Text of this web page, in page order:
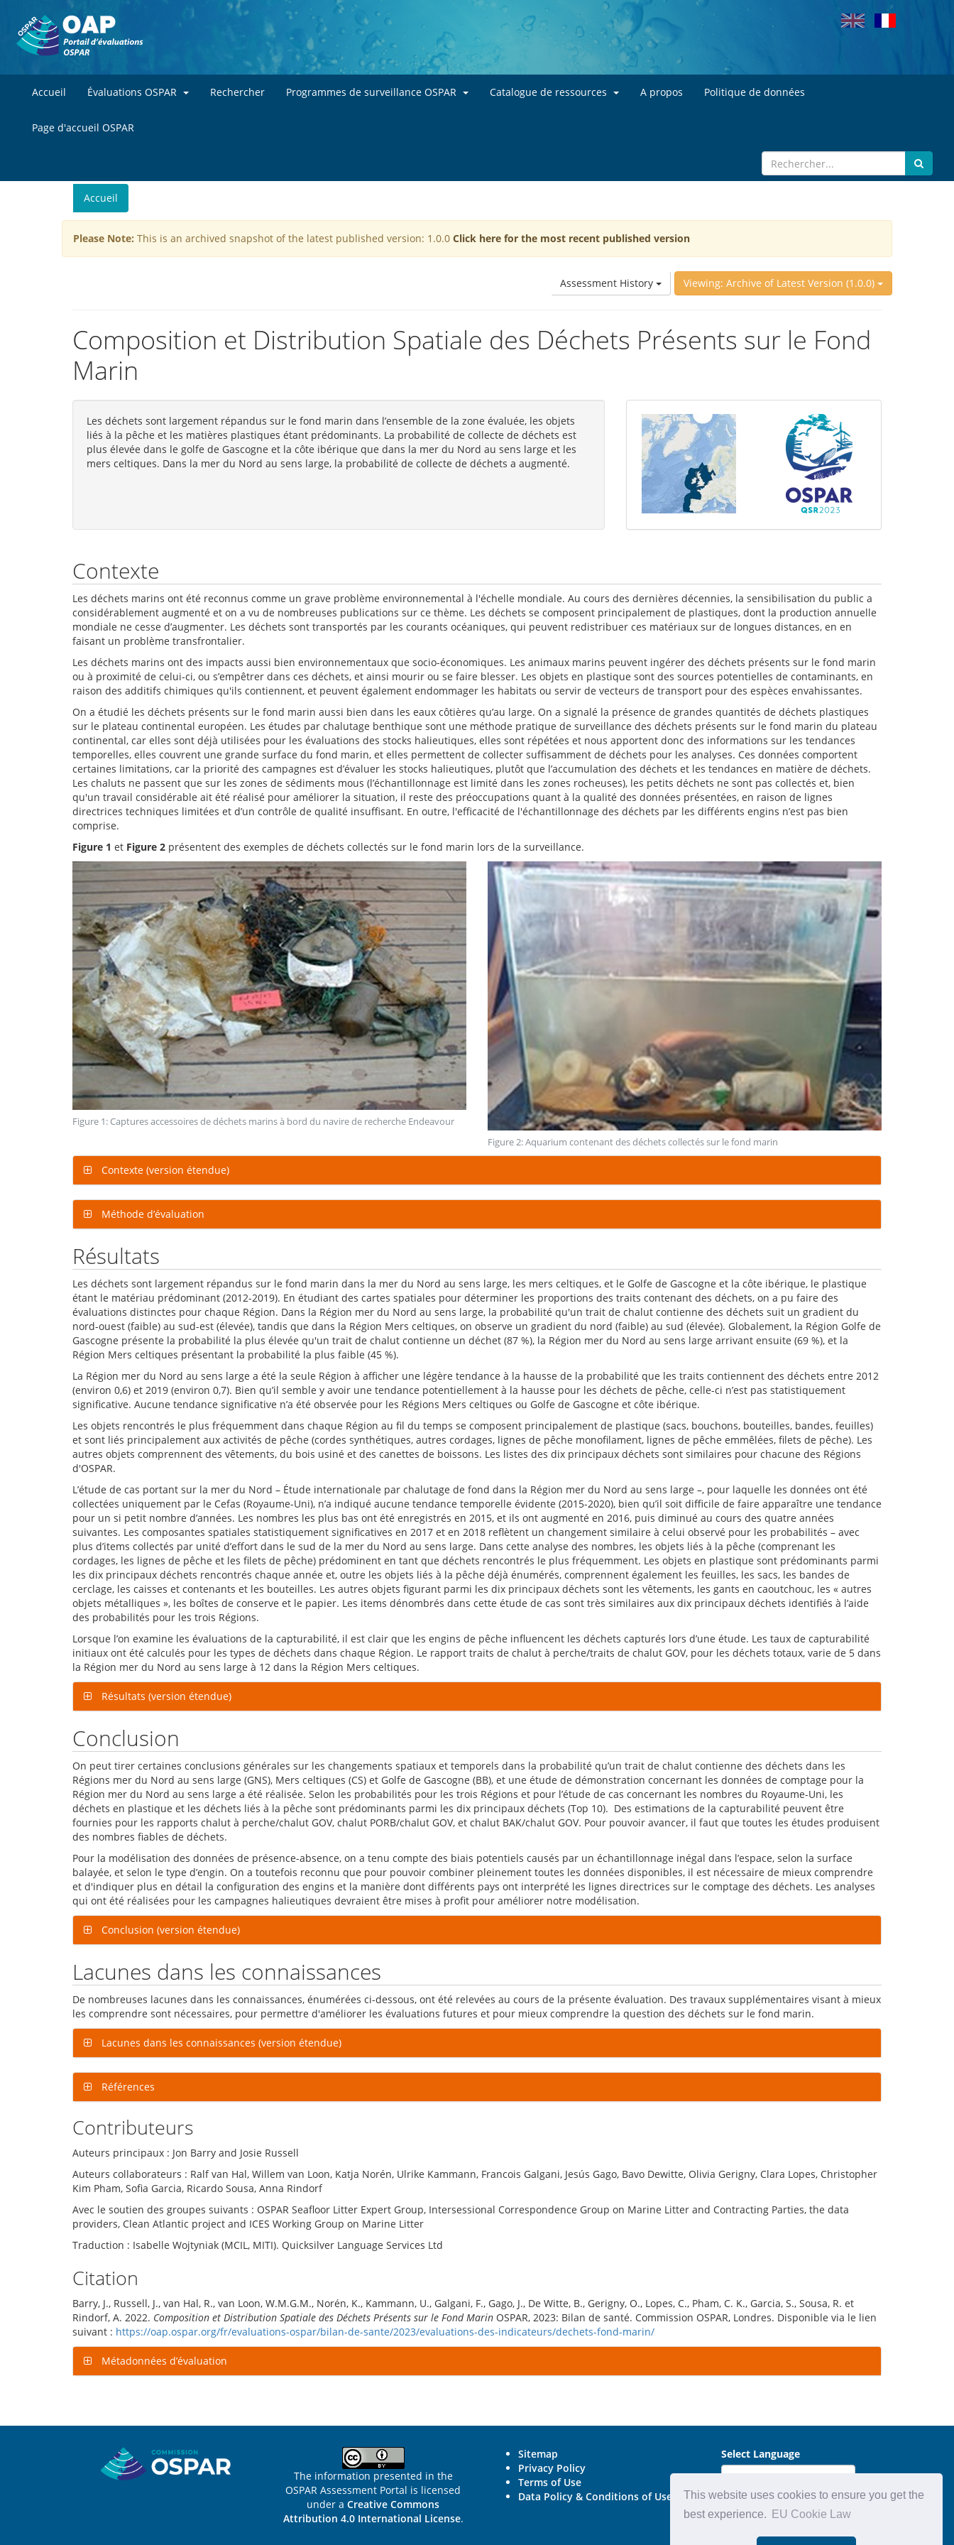
This website uses cookies to ensure you get the
best experience.
EU Cookie Law
Skip to main content
Accueil Évaluations OSPAR Rechercher Programmes de surveillance OSPAR Catalogue de ressources A propos Politique de données
Page d'accueil OSPAR
You
are
here
Accueil
Please Note: This is an archived snapshot of the latest published version: 1.0.0 Click here for the most recent published version
Viewing: Archive of Latest Version (1.0.0)
Assessment History
Composition et Distribution Spatiale des Déchets Présents sur le Fond
Marin
Les déchets sont largement répandus sur le fond marin dans l’ensemble de la zone évaluée, les objets
liés à la pêche et les matières plastiques étant prédominants. La probabilité de collecte de déchets est
plus élevée dans le golfe de Gascogne et la côte ibérique que dans la mer du Nord au sens large et les
mers celtiques. Dans la mer du Nord au sens large, la probabilité de collecte de déchets a augmenté.
Contexte
Les déchets marins ont été reconnus comme un grave problème environnemental à l'échelle mondiale. Au cours des dernières décennies, la sensibilisation du public a
considérablement augmenté et on a vu de nombreuses publications sur ce thème. Les déchets se composent principalement de plastiques, dont la production annuelle
mondiale ne cesse d’augmenter. Les déchets sont transportés par les courants océaniques, qui peuvent redistribuer ces matériaux sur de longues distances, en en
faisant un problème transfrontalier.
Les déchets marins ont des impacts aussi bien environnementaux que socio-économiques. Les animaux marins peuvent ingérer des déchets présents sur le fond marin
ou à proximité de celui-ci, ou s’empêtrer dans ces déchets, et ainsi mourir ou se faire blesser. Les objets en plastique sont des sources potentielles de contaminants, en
raison des additifs chimiques qu'ils contiennent, et peuvent également endommager les habitats ou servir de vecteurs de transport pour des espèces envahissantes.
On a étudié les déchets présents sur le fond marin aussi bien dans les eaux côtières qu’au large. On a signalé la présence de grandes quantités de déchets plastiques
sur le plateau continental européen. Les études par chalutage benthique sont une méthode pratique de surveillance des déchets présents sur le fond marin du plateau
continental, car elles sont déjà utilisées pour les évaluations des stocks halieutiques, elles sont répétées et nous apportent donc des informations sur les tendances
temporelles, elles couvrent une grande surface du fond marin, et elles permettent de collecter suffisamment de déchets pour les analyses. Ces données comportent
certaines limitations, car la priorité des campagnes est d’évaluer les stocks halieutiques, plutôt que l’accumulation des déchets et les tendances en matière de déchets.
Les chaluts ne passent que sur les zones de sédiments mous (l’échantillonnage est limité dans les zones rocheuses), les petits déchets ne sont pas collectés et, bien
qu'un travail considérable ait été réalisé pour améliorer la situation, il reste des préoccupations quant à la qualité des données présentées, en raison de lignes
directrices techniques limitées et d’un contrôle de qualité insuffisant. En outre, l'efficacité de l'échantillonnage des déchets par les différents engins n’est pas bien
comprise.
Figure 1 et Figure 2 présentent des exemples de déchets collectés sur le fond marin lors de la surveillance.
Figure 1: Captures accessoires de déchets marins à bord du navire de recherche Endeavour
Figure 2: Aquarium contenant des déchets collectés sur le fond marin
Contexte (version étendue)
Méthode d’évaluation
Résultats
Les déchets sont largement répandus sur le fond marin dans la mer du Nord au sens large, les mers celtiques, et le Golfe de Gascogne et la côte ibérique, le plastique
étant le matériau prédominant (2012-2019). En étudiant des cartes spatiales pour déterminer les proportions des traits contenant des déchets, on a pu faire des
évaluations distinctes pour chaque Région. Dans la Région mer du Nord au sens large, la probabilité qu'un trait de chalut contienne des déchets suit un gradient du
nord-ouest (faible) au sud-est (élevée), tandis que dans la Région Mers celtiques, on observe un gradient du nord (faible) au sud (élevée). Globalement, la Région Golfe de
Gascogne présente la probabilité la plus élevée qu'un trait de chalut contienne un déchet (87 %), la Région mer du Nord au sens large arrivant ensuite (69 %), et la
Région Mers celtiques présentant la probabilité la plus faible (45 %).
La Région mer du Nord au sens large a été la seule Région à afficher une légère tendance à la hausse de la probabilité que les traits contiennent des déchets entre 2012
(environ 0,6) et 2019 (environ 0,7). Bien qu’il semble y avoir une tendance potentiellement à la hausse pour les déchets de pêche, celle-ci n’est pas statistiquement
significative. Aucune tendance significative n’a été observée pour les Régions Mers celtiques ou Golfe de Gascogne et côte ibérique.
Les objets rencontrés le plus fréquemment dans chaque Région au fil du temps se composent principalement de plastique (sacs, bouchons, bouteilles, bandes, feuilles)
et sont liés principalement aux activités de pêche (cordes synthétiques, autres cordages, lignes de pêche monofilament, lignes de pêche emmêlées, filets de pêche). Les
autres objets comprennent des vêtements, du bois usiné et des canettes de boissons. Les listes des dix principaux déchets sont similaires pour chacune des Régions
d'OSPAR.
L’étude de cas portant sur la mer du Nord – Étude internationale par chalutage de fond dans la Région mer du Nord au sens large –, pour laquelle les données ont été
collectées uniquement par le Cefas (Royaume-Uni), n’a indiqué aucune tendance temporelle évidente (2015-2020), bien qu’il soit difficile de faire apparaître une tendance
pour un si petit nombre d’années. Les nombres les plus bas ont été enregistrés en 2015, et ils ont augmenté en 2016, puis diminué au cours des quatre années
suivantes. Les composantes spatiales statistiquement significatives en 2017 et en 2018 reflètent un changement similaire à celui observé pour les probabilités – avec
plus d’items collectés par unité d’effort dans le sud de la mer du Nord au sens large. Dans cette analyse des nombres, les objets liés à la pêche (comprenant les
cordages, les lignes de pêche et les filets de pêche) prédominent en tant que déchets rencontrés le plus fréquemment. Les objets en plastique sont prédominants parmi
les dix principaux déchets rencontrés chaque année et, outre les objets liés à la pêche déjà énumérés, comprennent également les feuilles, les sacs, les bandes de
cerclage, les caisses et contenants et les bouteilles. Les autres objets figurant parmi les dix principaux déchets sont les vêtements, les gants en caoutchouc, les « autres
objets métalliques », les boîtes de conserve et le papier. Les items dénombrés dans cette étude de cas sont très similaires aux dix principaux déchets identifiés à l’aide
des probabilités pour les trois Régions.
Lorsque l’on examine les évaluations de la capturabilité, il est clair que les engins de pêche influencent les déchets capturés lors d’une étude. Les taux de capturabilité
initiaux ont été calculés pour les types de déchets dans chaque Région. Le rapport traits de chalut à perche/traits de chalut GOV, pour les déchets totaux, varie de 5 dans
la Région mer du Nord au sens large à 12 dans la Région Mers celtiques.
Résultats (version étendue)
Conclusion
On peut tirer certaines conclusions générales sur les changements spatiaux et temporels dans la probabilité qu’un trait de chalut contienne des déchets dans les
Régions mer du Nord au sens large (GNS), Mers celtiques (CS) et Golfe de Gascogne (BB), et une étude de démonstration concernant les données de comptage pour la
Région mer du Nord au sens large a été réalisée. Selon les probabilités pour les trois Régions et pour l’étude de cas concernant les nombres du Royaume-Uni, les
déchets en plastique et les déchets liés à la pêche sont prédominants parmi les dix principaux déchets (Top 10). Des estimations de la capturabilité peuvent être
fournies pour les rapports chalut à perche/chalut GOV, chalut PORB/chalut GOV, et chalut BAK/chalut GOV. Pour pouvoir avancer, il faut que toutes les études produisent
des nombres fiables de déchets.
Pour la modélisation des données de présence-absence, on a tenu compte des biais potentiels causés par un échantillonnage inégal dans l’espace, selon la surface
balayée, et selon le type d’engin. On a toutefois reconnu que pour pouvoir combiner pleinement toutes les données disponibles, il est nécessaire de mieux comprendre
et d'indiquer plus en détail la configuration des engins et la manière dont différents pays ont interprété les lignes directrices sur le comptage des déchets. Les analyses
qui ont été réalisées pour les campagnes halieutiques devraient être mises à profit pour améliorer notre modélisation.
Conclusion (version étendue)
Lacunes dans les connaissances
De nombreuses lacunes dans les connaissances, énumérées ci-dessous, ont été relevées au cours de la présente évaluation. Des travaux supplémentaires visant à mieux
les comprendre sont nécessaires, pour permettre d'améliorer les évaluations futures et pour mieux comprendre la question des déchets sur le fond marin.
Lacunes dans les connaissances (version étendue)
Références
Contributeurs
Auteurs principaux : Jon Barry and Josie Russell
Auteurs collaborateurs : Ralf van Hal, Willem van Loon, Katja Norén, Ulrike Kammann, Francois Galgani, Jesús Gago, Bavo Dewitte, Olivia Gerigny, Clara Lopes, Christopher
Kim Pham, Sofia Garcia, Ricardo Sousa, Anna Rindorf
Avec le soutien des groupes suivants : OSPAR Seafloor Litter Expert Group, Intersessional Correspondence Group on Marine Litter and Contracting Parties, the data
providers, Clean Atlantic project and ICES Working Group on Marine Litter
Traduction : Isabelle Wojtyniak (MCIL, MITI). Quicksilver Language Services Ltd
Citation
Barry, J., Russell, J., van Hal, R., van Loon, W.M.G.M., Norén, K., Kammann, U., Galgani, F., Gago, J., De Witte, B., Gerigny, O., Lopes, C., Pham, C. K., Garcia, S., Sousa, R. et
Rindorf, A. 2022. Composition et Distribution Spatiale des Déchets Présents sur le Fond Marin OSPAR, 2023: Bilan de santé. Commission OSPAR, Londres. Disponible via le lien
suivant : https://oap.ospar.org/fr/evaluations-ospar/bilan-de-sante/2023/evaluations-des-indicateurs/dechets-fond-marin/
Métadonnées d’évaluation
The information presented in the
OSPAR Assessment Portal is licensed
under aCreative Commons
Attribution 4.0 International License.
Sitemap
Privacy Policy
Terms of Use
Data Policy & Conditions of Use
Select Language